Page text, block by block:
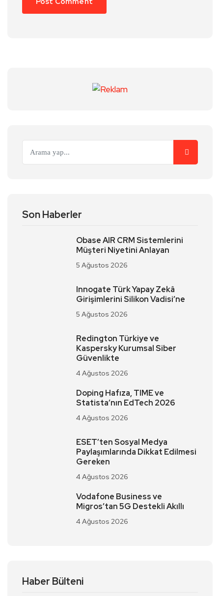
Son Haberler
Obase AIR CRM Sistemlerini
Müşteri Niyetini Anlayan
5 Ağustos 2026
Innogate Türk Yapay Zekâ
Girişimlerini Silikon Vadisi’ne
5 Ağustos 2026
Redington Türkiye ve
Kaspersky Kurumsal Siber
Güvenlikte
4 Ağustos 2026
Doping Hafıza, TIME ve
Statista’nın EdTech 2026
4 Ağustos 2026
ESET’ten Sosyal Medya
Paylaşımlarında Dikkat Edilmesi
Gereken
4 Ağustos 2026
Vodafone Business ve
Migros’tan 5G Destekli Akıllı
4 Ağustos 2026
Haber Bülteni